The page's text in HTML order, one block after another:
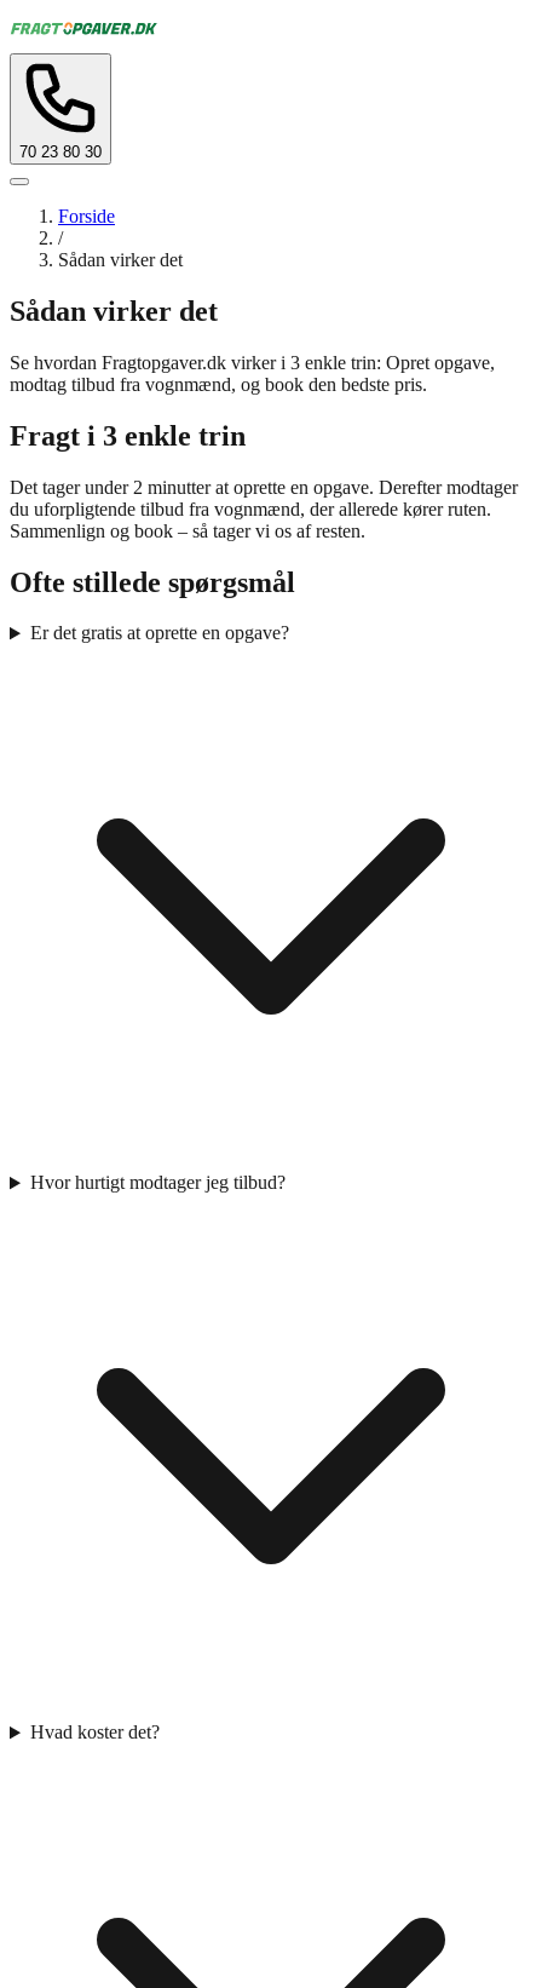
70 23 80 30
Forside
/
Sådan virker det
Sådan virker det
Se hvordan Fragtopgaver.dk virker i 3 enkle trin: Opret opgave,
modtag tilbud fra vognmænd, og book den bedste pris.
Fragt i 3 enkle trin
Det tager under 2 minutter at oprette en opgave. Derefter modtager
du uforpligtende tilbud fra vognmænd, der allerede kører ruten.
Sammenlign og book – så tager vi os af resten.
Ofte stillede spørgsmål
Er det gratis at oprette en opgave?
Hvor hurtigt modtager jeg tilbud?
Hvad koster det?